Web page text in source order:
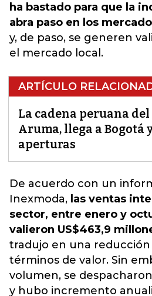
ha bastado para que la
abra paso en los
y, de paso, se generen
el mercado local.
ARTÍCULO
La cadena peruana
Aruma, llega a Bogotá
aperturas
De acuerdo con un
Inexmoda, las ventas
sector, entre enero y
valieron US$463,9
tradujo en una reducción
términos de valor. Sin
volumen, se
y hubo incremento